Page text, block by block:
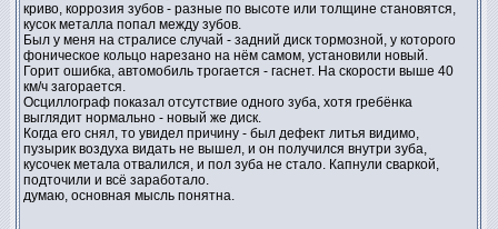
криво, коррозия зубов - разные по высоте или толщине становятся,
кусок металла попал между зубов.
Был у меня на стралисе случай - задний диск тормозной, у которого
фоническое кольцо нарезано на нём самом, установили новый.
Горит ошибка, автомобиль трогается - гаснет. На скорости выше 40
км/ч загорается.
Осциллограф показал отсутствие одного зуба, хотя гребёнка
выглядит нормально - новый же диск.
Когда его снял, то увидел причину - был дефект литья видимо,
пузырик воздуха видать не вышел, и он получился внутри зуба,
кусочек метала отвалился, и пол зуба не стало. Капнули сваркой,
подточили и всё заработало.
думаю, основная мысль понятна.